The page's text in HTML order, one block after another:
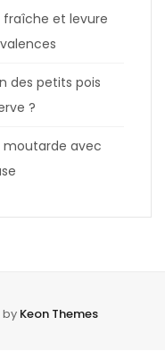
et levure
des petits pois
?
avec
by Keon Themes